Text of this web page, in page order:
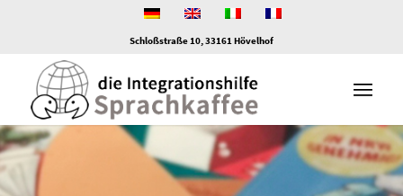
Schloßstraße 10, 33161 Hövelhof